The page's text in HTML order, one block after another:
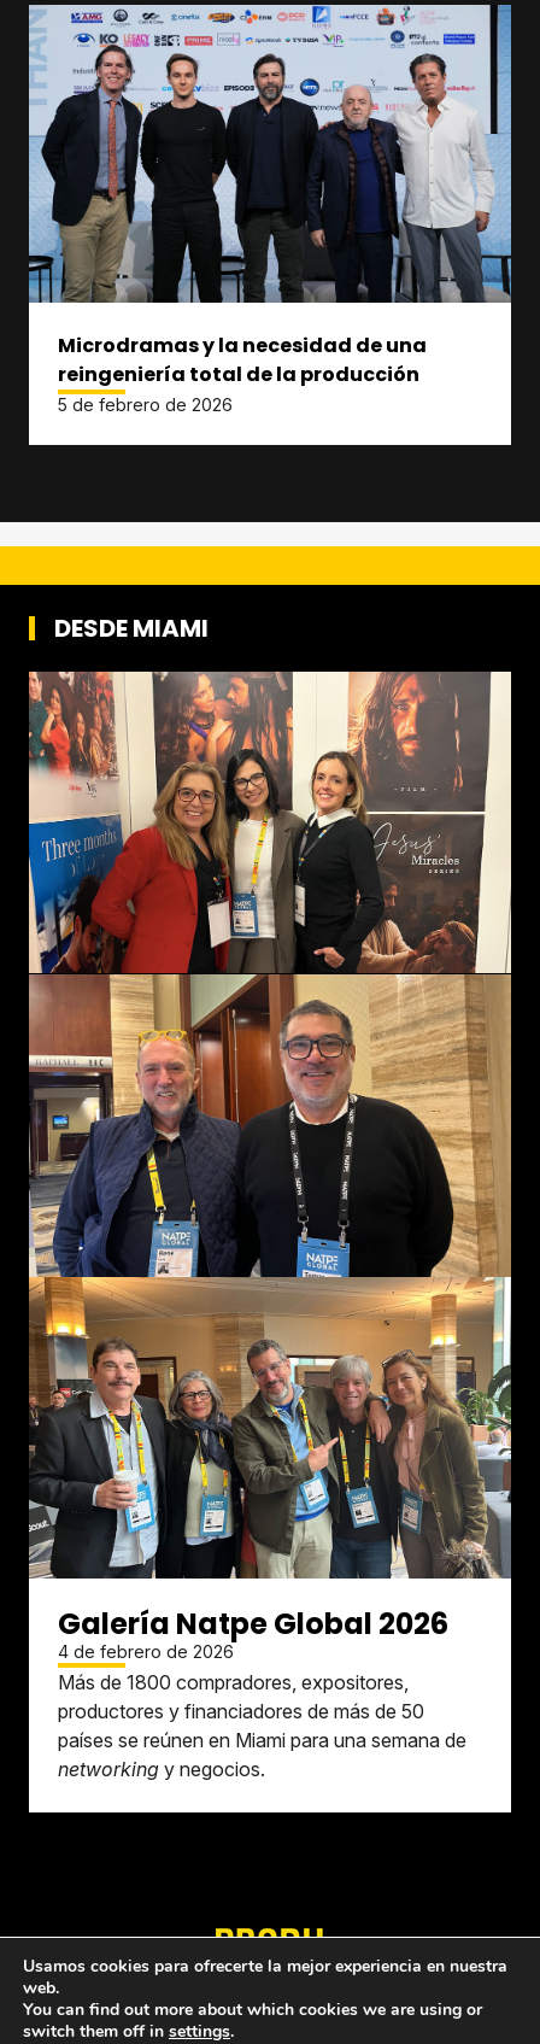
Microdramas y la necesidad de una
reingeniería total de la producción
5 de febrero de 2026
DESDE MIAMI
Galería Natpe Global 2026
4 de febrero de 2026
Más de 1800 compradores, expositores,
productores y financiadores de más de 50
países se reúnen en Miami para una semana de
networking y negocios.
Usamos cookies para ofrecerte la mejor experiencia en nuestra
web.
You can find out more about which cookies we are using or
switch them off in settings.